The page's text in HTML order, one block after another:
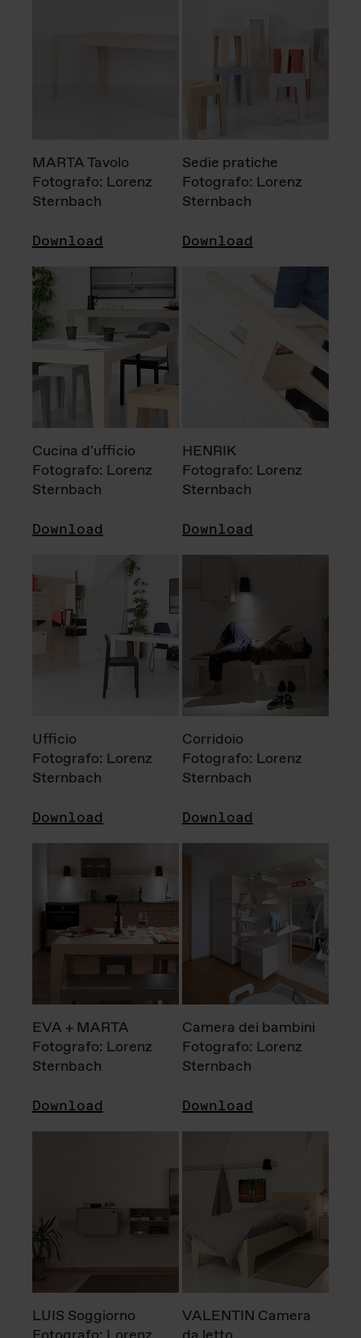
MARTA Tavolo
Fotografo: Lorenz
Sternbach
Download
Sedie pratiche
Fotografo: Lorenz
Sternbach
Download
Cucina d'ufficio
Fotografo: Lorenz
Sternbach
Download
HENRIK
Fotografo: Lorenz
Sternbach
Download
Ufficio
Fotografo: Lorenz
Sternbach
Download
Corridoio
Fotografo: Lorenz
Sternbach
Download
EVA + MARTA
Fotografo: Lorenz
Sternbach
Download
Camera dei bambini
Fotografo: Lorenz
Sternbach
Download
LUIS Soggiorno
VALENTIN Camera